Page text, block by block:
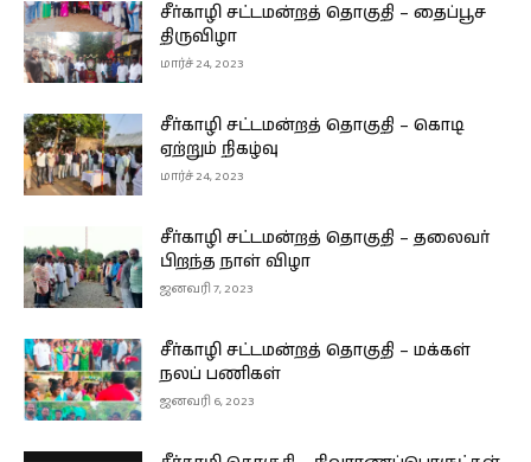
சீர்காழி சட்டமன்றத் தொகுதி – தைப்பூச
திருவிழா
மார்ச் 24, 2023
சீர்காழி சட்டமன்றத் தொகுதி – கொடி
ஏற்றும் நிகழ்வு
மார்ச் 24, 2023
சீர்காழி சட்டமன்றத் தொகுதி – தலைவர்
பிறந்த நாள் விழா
ஜனவரி 7, 2023
சீர்காழி சட்டமன்றத் தொகுதி – மக்கள்
நலப் பணிகள்
ஜனவரி 6, 2023